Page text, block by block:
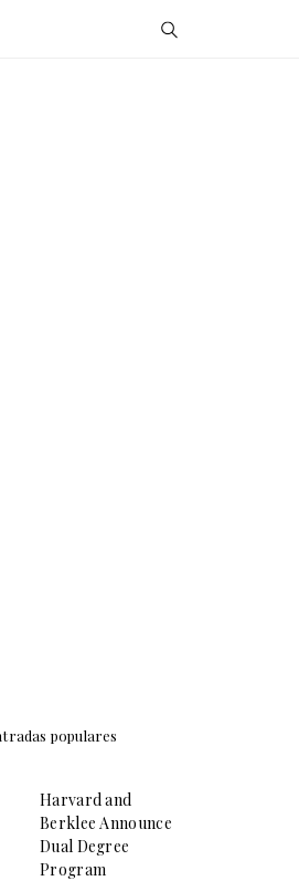
populares
Harvard and
Berklee Announce
Dual Degree
Program